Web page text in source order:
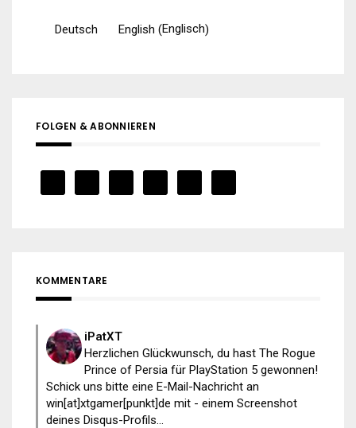
Deutsch English (Englisch)
FOLGEN & ABONNIEREN
KOMMENTARE
iPatXT
Herzlichen Glückwunsch, du hast The Rogue
Prince of Persia für PlayStation 5 gewonnen!
Schick uns bitte eine E-Mail-Nachricht an
win[at]xtgamer[punkt]de mit - einem Screenshot
deines Disqus-Profils...